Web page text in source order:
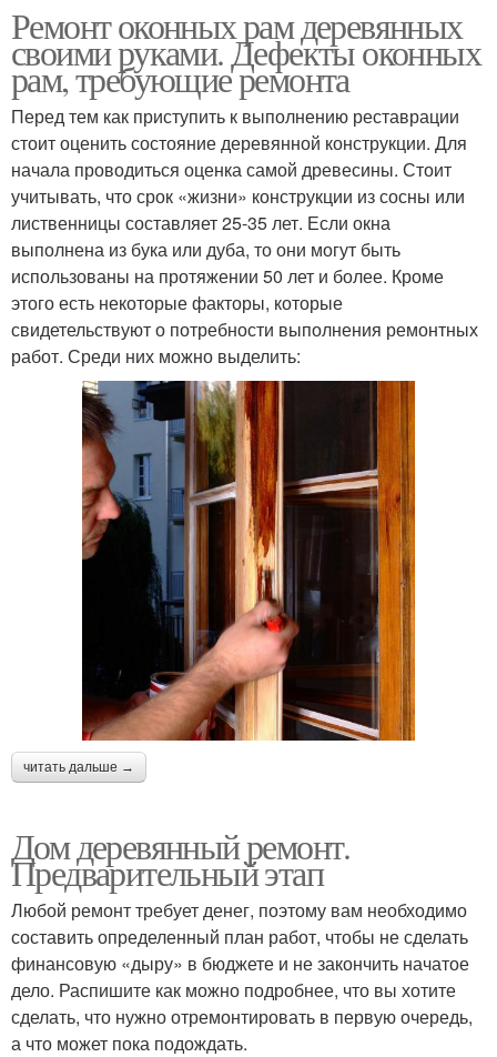
Ремонт оконных рам деревянных
своими руками. Дефекты оконных
рам, требующие ремонта
Перед тем как приступить к выполнению реставрации
стоит оценить состояние деревянной конструкции. Для
начала проводиться оценка самой древесины. Стоит
учитывать, что срок «жизни» конструкции из сосны или
лиственницы составляет 25-35 лет. Если окна
выполнена из бука или дуба, то они могут быть
использованы на протяжении 50 лет и более. Кроме
этого есть некоторые факторы, которые
свидетельствуют о потребности выполнения ремонтных
работ. Среди них можно выделить:
читать дальше →
Дом деревянный ремонт.
Предварительный этап
Любой ремонт требует денег, поэтому вам необходимо
составить определенный план работ, чтобы не сделать
финансовую «дыру» в бюджете и не закончить начатое
дело. Распишите как можно подробнее, что вы хотите
сделать, что нужно отремонтировать в первую очередь,
а что может пока подождать.